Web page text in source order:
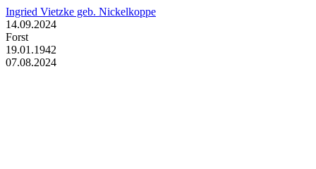
Ingried Vietzke geb. Nickelkoppe
14.09.2024
Forst
19.01.1942
07.08.2024